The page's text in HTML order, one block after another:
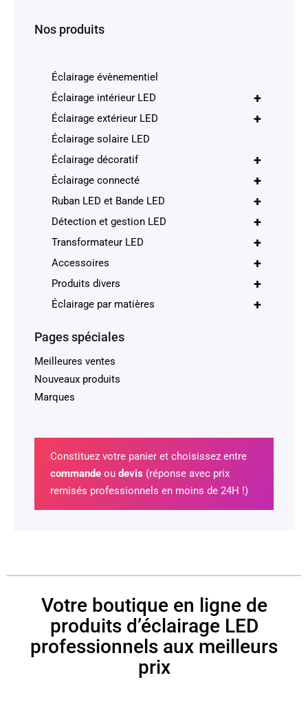
Nos produits
Éclairage évènementiel
+
Éclairage intérieur LED
+
Éclairage extérieur LED
Éclairage solaire LED
+
Éclairage décoratif
+
Éclairage connecté
+
Ruban LED et Bande LED
+
Détection et gestion LED
+
Transformateur LED
+
Accessoires
+
Produits divers
+
Éclairage par matières
Pages spéciales
Meilleures ventes
Nouveaux produits
Marques
Constituez votre panier et choisissez entre
commandeou devis (réponse avec prix
remisés professionnels en moins de 24H !)
Votre boutique en ligne de
produits d’éclairage LED
professionnels aux meilleurs
prix